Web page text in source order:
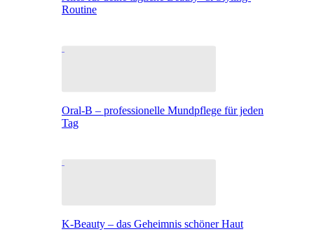
Routine
Oral-B – professionelle Mundpflege für jeden
Tag
K-Beauty – das Geheimnis schöner Haut